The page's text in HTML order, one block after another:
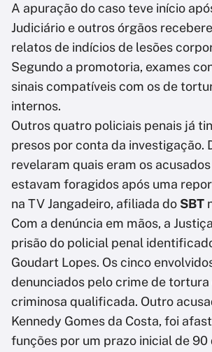
A apuração do caso teve início
Judiciário e outros órgãos
relatos de indícios de lesões
Segundo a promotoria, exames
sinais compatíveis com os de
internos.
Outros quatro policiais penais já
presos por conta da investigação.
revelaram quais eram os
estavam foragidos após uma
na TV Jangadeiro, afiliada do SBT
Com a denúncia em mãos, a
prisão do policial penal
Goudart Lopes. Os cinco
denunciados pelo crime de tortura
criminosa qualificada. Outro
Kennedy Gomes da Costa, foi
funções por um prazo inicial de 90